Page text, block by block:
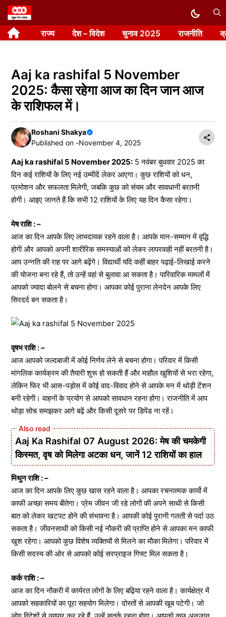
Skip
to
content राज्य देश – विदेश चुनाव 2025 राजनीति
Aaj ka rashifal 5 November
2025: कैसा रहेगा आज का दिन जान आज
के राशिफल में।
Roshani Shakya
Published on -November 4, 2025
Aaj ka rashifal 5 November 2025: 5 नवंबर बुधवार 2025 का
दिन कई राशियों के लिए नई उम्मीदें लेकर आएगा। कुछ राशियों को धन,
प्रमोशन और सफलता मिलेगी, जबकि कुछ को संयम और सावधानी बरतनी
होगी। आइए जानते हैं कि सभी 12 राशियों के लिए यह दिन कैसा रहेगा।
मेष राशि : –
आज का दिन आपके लिए लाभदायक रहने वाला है। आपके मान-सम्मान में वृद्धि
होगी और आपको अपनी शारीरिक समस्याओं को लेकर लापरवाही नहीं बरतनी है।
आप उन्नति की राह पर आगे बढ़ेंगे। विद्यार्थी यदि कहीं बाहर पढ़ाई-लिखाई करने
की योजना बना रहे हैं, तो उन्हें वहां से बुलावा आ सकता है। पारिवारिक मामलों में
आपको ज्यादा बोलने से बचना होगा। आपका कोई पुराना लेनदेन आपके लिए
सिरदर्द बन सकता है।
वृषभ राशि : –
आज आपको जल्दबाजी में कोई निर्णय लेने से बचना होगा। परिवार में किसी
मांगलिक कार्यक्रम की तैयारी शुरू हो सकती हैं और माहौल खुशियों से भरा रहेगा,
लेकिन फिर भी आस-पड़ोस में कोई वाद-विवाद होने से आपके मन में थोड़ी टेंशन
बनी रहेगी। वाहनों के प्रयोग से आपको सावधान रहना होगा। राजनीति में आप
थोड़ा सोच समझकर आगे बढ़ें और किसी दूसरे पर डिपेंड ना रहें।
Aaj Ka Rashifal 07 August 2026: मेष की चमकेगी
किस्मत, वृष को मिलेगा अटका धन, जानें 12 राशियों का हाल
मिथुन राशि : –
आज का दिन आपके लिए कुछ खास रहने वाला है। आपका रचनात्मक कार्यो में
काफी अच्छा समय बीतेगा। प्रेम जीवन जी रहे लोगों की अपने साथी से किसी
बात को लेकर खटपट होने की संभावना है। आपकी कोई पुरानी गलती से पर्दा उठ
सकता है। जीवनसाथी को किसी नई नौकरी की प्राप्ति होने से आपका मन काफी
खुश रहेगा। आपको कुछ विशेष व्यक्तियों से मिलने का मौका मिलेगा। परिवार में
किसी सदस्य की ओर से आपको कोई सरप्राइज गिफ्ट मिल सकता है।
कर्क राशि : –
आज का दिन नौकरी में कार्यरत लोगों के लिए बढ़िया रहने वाला है। कार्यक्षेत्र में
आपको सहकारियों का पूरा सहयोग मिलेगा। दोस्तों से आपकी खूब पटेगी। जो